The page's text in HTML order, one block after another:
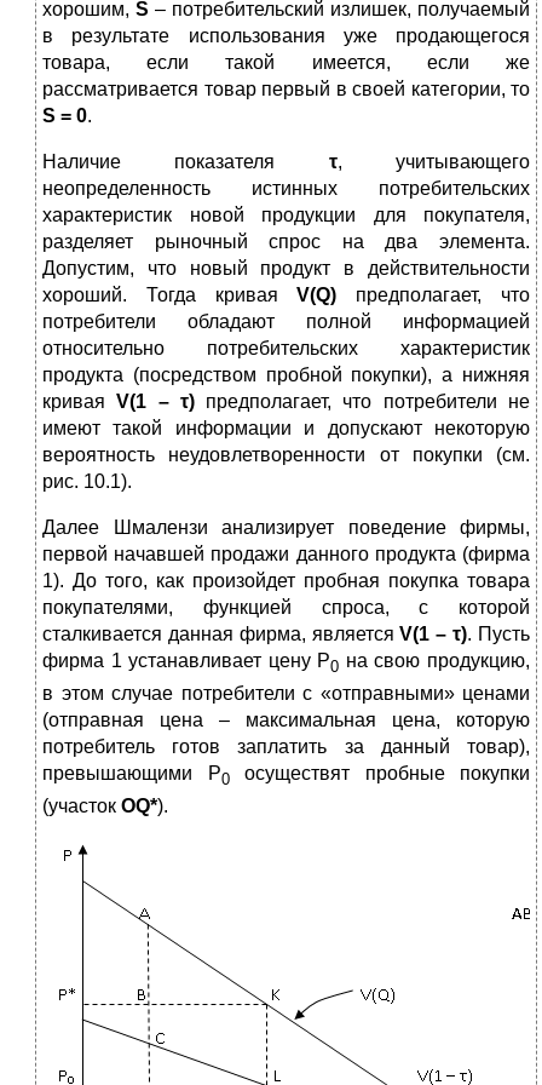
хорошим, S – потребительский излишек, получаемый
в результате использования уже продающегося
товара, если такой имеется, если же
рассматривается товар первый в своей категории, то
S = 0.
Наличие показателя τ, учитывающего
неопределенность истинных потребительских
характеристик новой продукции для покупателя,
разделяет рыночный спрос на два элемента.
Допустим, что новый продукт в действительности
хороший. Тогда криваяV(Q) предполагает, что
потребители обладают полной информацией
относительно потребительских характеристик
продукта (посредством пробной покупки), а нижняя
криваяV(1 – τ)предполагает, что потребители не
имеют такой информации и допускают некоторую
вероятность неудовлетворенности от покупки (см.
рис. 10.1).
Далее Шмалензи анализирует поведение фирмы,
первой начавшей продажи данного продукта (фирма
1). До того, как произойдет пробная покупка товара
покупателями, функцией спроса, с которой
сталкивается данная фирма, являетсяV(1 – τ). Пусть
фирма 1 устанавливает цену Р0 на свою продукцию,
в этом случае потребители с «отправными» ценами
(отправная цена – максимальная цена, которую
потребитель готов заплатить за данный товар),
превышающими Р0осуществят пробные покупки
(участок ОQ*).